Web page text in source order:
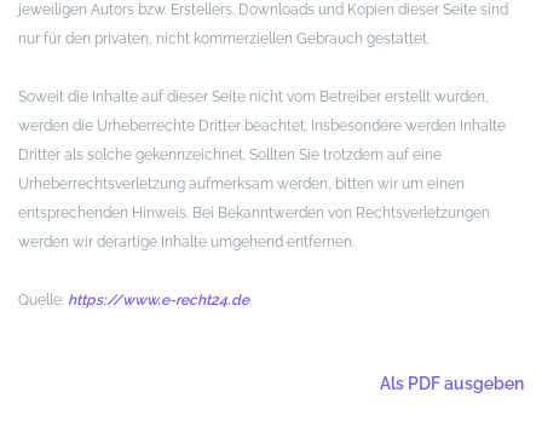
jeweiligen Autors bzw. Erstellers. Downloads und Kopien dieser Seite sind
nur für den privaten, nicht kommerziellen Gebrauch gestattet.
Soweit die Inhalte auf dieser Seite nicht vom Betreiber erstellt wurden,
werden die Urheberrechte Dritter beachtet. Insbesondere werden Inhalte
Dritter als solche gekennzeichnet. Sollten Sie trotzdem auf eine
Urheberrechtsverletzung aufmerksam werden, bitten wir um einen
entsprechenden Hinweis. Bei Bekanntwerden von Rechtsverletzungen
werden wir derartige Inhalte umgehend entfernen.
Quelle: https://www.e-recht24.de
Als PDF ausgeben